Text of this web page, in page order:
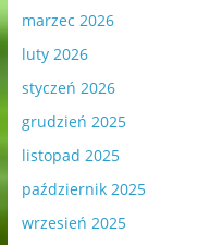
marzec 2026
luty 2026
styczeń 2026
grudzień 2025
listopad 2025
październik 2025
wrzesień 2025